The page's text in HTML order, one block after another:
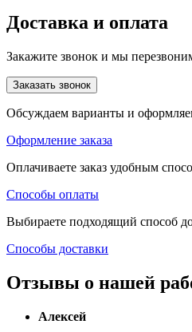
Доставка и оплата
Закажите звонок и мы
Заказать звонок
Обсуждаем варианты и
Оформление заказа
Оплачиваете заказ удобным
Способы оплаты
Выбираете подходящий способ
Способы доставки
Отзывы о нашей
Алексей